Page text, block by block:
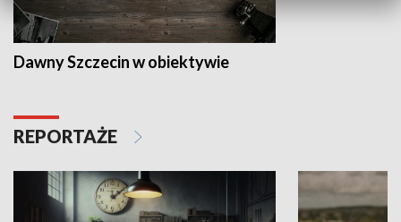
Dawny Szczecin w obiektywie
REPORTAŻE